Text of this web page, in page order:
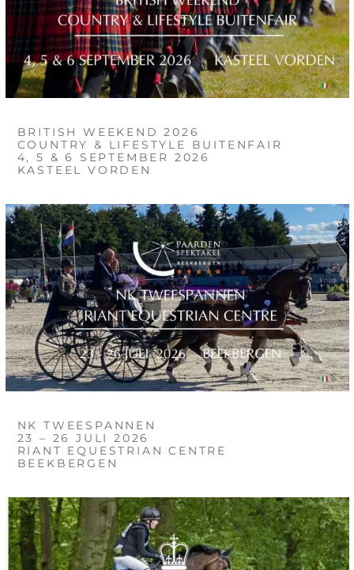
BRITISH WEEKEND 2026
COUNTRY & LIFESTYLE BUITENFAIR
4, 5 & 6 SEPTEMBER 2026
KASTEEL VORDEN
NK TWEESPANNEN
23 – 26 JULI 2026
RIANT EQUESTRIAN CENTRE
BEEKBERGEN